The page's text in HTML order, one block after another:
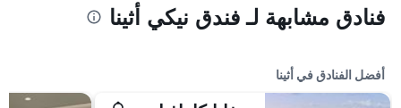
فنادق مشابهة لـ فندق نيكي أثينا
أفضل الفنادق في أثينا